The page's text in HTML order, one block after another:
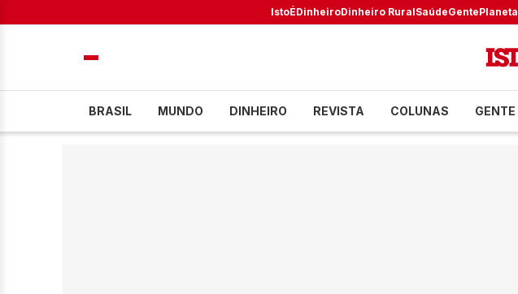
IstoÉDinheiroDinheiro RuralSaúdeGentePlaneta
BRASIL MUNDO DINHEIRO REVISTA COLUNAS GENTE